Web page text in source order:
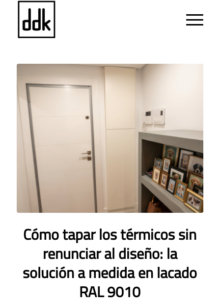
Cómo tapar los térmicos sin
renunciar al diseño: la
solución a medida en lacado
RAL 9010